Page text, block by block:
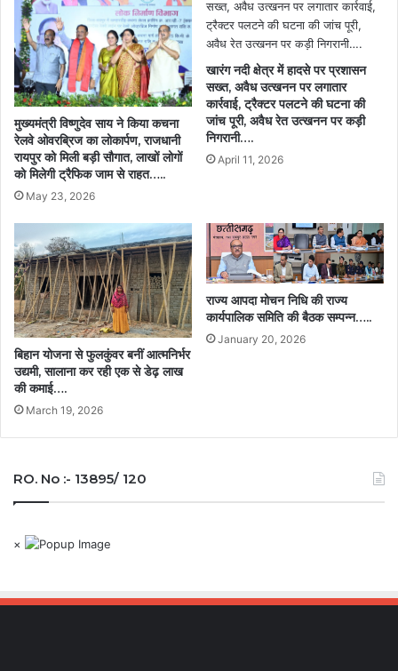
संकल्प
को
मिलेगी
नई
गति:
मुख्यमंत्री
विष्णुदेव
साय….
मुख्यमंत्री विष्णुदेव साय ने किया कचना
रेलवे ओवरब्रिज का लोकार्पण, राजधानी
रायपुर को मिली बड़ी सौगात, लाखों लोगों
को मिलेगी ट्रैफिक जाम से राहत…..
May 23, 2026
खारंग नदी क्षेत्र में हादसे पर प्रशासन
सख्त, अवैध उत्खनन पर लगातार
कार्रवाई, ट्रैक्टर पलटने की घटना की
जांच पूरी, अवैध रेत उत्खनन पर कड़ी
निगरानी….
April 11, 2026
बिहान योजना से फुलकुंवर बनीं आत्मनिर्भर
उद्यमी, सालाना कर रही एक से डेढ़ लाख
की कमाई….
March 19, 2026
राज्य आपदा मोचन निधि की राज्य
कार्यपालिक समिति की बैठक सम्पन्न…..
January 20, 2026
RO. No :- 13895/ 120
×